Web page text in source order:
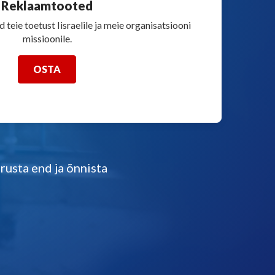
Reklaamtooted
teie toetust Iisraelile ja meie organisatsiooni
missioonile.
OSTA
end ja õnnista